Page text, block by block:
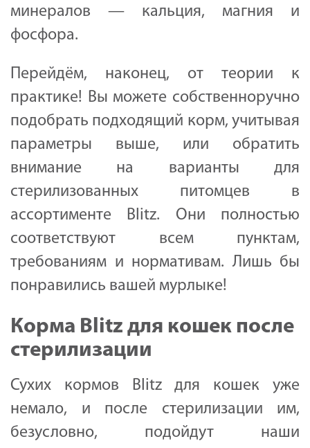
минералов — кальция, магния и
фосфора.
Перейдём, наконец, от теории к
практике! Вы можете собственноручно
подобрать подходящий корм, учитывая
параметры выше, или обратить
внимание на варианты для
стерилизованных питомцев в
ассортименте Blitz. Они полностью
соответствуют всем пунктам,
требованиям и нормативам. Лишь бы
понравились вашей мурлыке!
Корма Blitz для кошек после
стерилизации
Сухих кормов Blitz для кошек уже
немало, и после стерилизации им,
безусловно, подойдут наши